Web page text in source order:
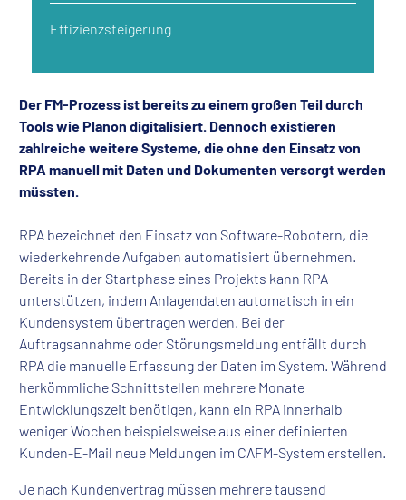
Effizienzsteigerung
Der FM-Prozess ist bereits zu einem großen Teil durch
Tools wie Planon digitalisiert. Dennoch existieren
zahlreiche weitere Systeme, die ohne den Einsatz von
RPA manuell mit Daten und Dokumenten versorgt werden
müssten.
RPA bezeichnet den Einsatz von Software-Robotern, die
wiederkehrende Aufgaben automatisiert übernehmen.
Bereits in der Startphase eines Projekts kann RPA
unterstützen, indem Anlagendaten automatisch in ein
Kundensystem übertragen werden. Bei der
Auftragsannahme oder Störungsmeldung entfällt durch
RPA die manuelle Erfassung der Daten im System. Während
herkömmliche Schnittstellen mehrere Monate
Entwicklungszeit benötigen, kann ein RPA innerhalb
weniger Wochen beispielsweise aus einer definierten
Kunden-E-Mail neue Meldungen im CAFM-System erstellen.
Je nach Kundenvertrag müssen mehrere tausend